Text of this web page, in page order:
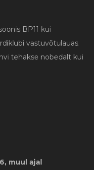
BP11 kui
vastuvõtulauas.
tehakse nobedalt kui
muul ajal